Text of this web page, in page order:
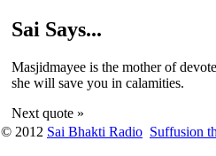
Sai Says...
Masjidmayee is the mother of
she will save you in calamities.
Next quote »
© 2012 Sai Bhakti Radio Suffusion